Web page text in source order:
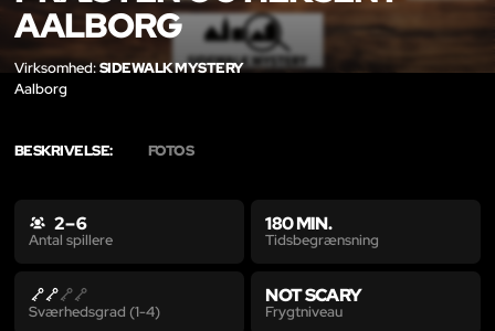
AALBORG
Virksomhed:SIDEWALK MYSTERY
Aalborg
BESKRIVELSE: FOTOS
2 – 6
Antal spillere
180 MIN.
Tidsbegrænsning
Sværhedsgrad (1-4)
NOT SCARY
Frygtniveau